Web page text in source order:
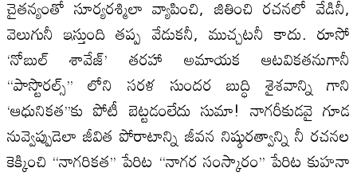
చైతన్యంతో సూర్యరశ్మిలా వ్యాపించి, జితించి రచనలో వేడినీ,
వెలుగునీ ఇస్తుంది తప్ప వేడుకనీ, ముచ్చటనీ కాదు. రూసో
‘నోబుల్‌ శావేజ్‌’ తరహా అమాయక ఆటవికతనుగానీ
‘‘పాస్టొరల్స్‌’’ లోని సరళ సుందర బుద్ధి శైశవాన్ని గాని
‘ఆధునికత’’కు పోటీ బెట్టడంలేదు సుమా! నాగరీకుడవై గూడ
నువ్వెప్పుడెలా జీవిత పోరాటాన్ని జీవన నిష్ఠురత్వాన్ని నీ రచనల
కెక్కించి ‘‘నాగరికత’’ పేరిట ‘‘నాగర సంస్కారం’’ పేరిట కుహనా